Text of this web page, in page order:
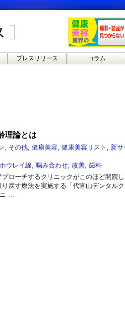
プレスリリース コラム
理論とは
その他 健康美容 健康美容リスト
新
ホウレイ線 噛み合わせ 改善 歯科
ローチするクリニックがこのほど開院
戻す療法を実施する「代官山デンタル
…